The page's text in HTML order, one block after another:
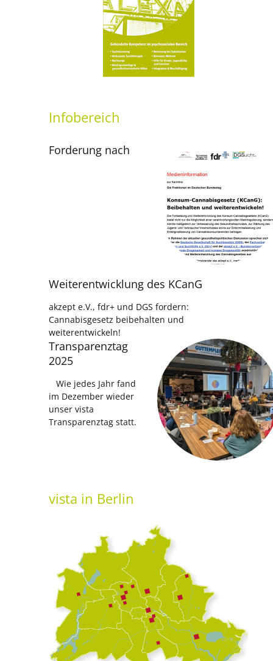
Infobereich
Forderung nach
Weiterentwicklung des KCanG
akzept e.V., fdr+ und DGS fordern:
Cannabisgesetz beibehalten und
weiterentwickeln!
Transparenztag
2025
Wie jedes Jahr fand
im Dezember wieder
unser vista
Transparenztag statt.
vista in Berlin